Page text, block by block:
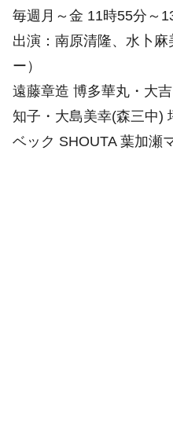
毎週月～金 11時55分～
出演：南原清隆、水卜
ー）
遠藤章造 博多華丸・大
知子・大島美幸(森三中)
ベック SHOUTA 葉加瀬